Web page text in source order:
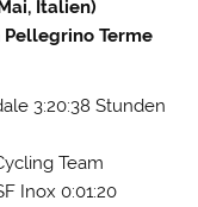
Italien)
Pellegrino Terme
3:20:38 Stunden
Team
Inox 0:01:20